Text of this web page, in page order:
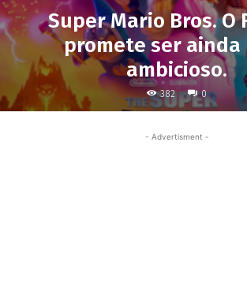
Super Mario Bros. O
promete ser ainda
ambicioso.
382 0
- Advertisment -